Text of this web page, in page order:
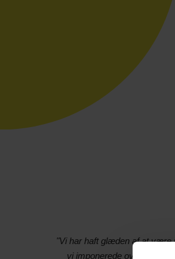
"Vi har haft glæden af at være
vi imponerede over den